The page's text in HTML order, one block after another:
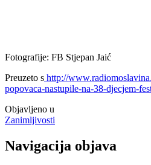
Fotografije: FB Stjepan Jaić
Preuzeto s http://
popovaca-nastupile-na-38-djecjem-
Objavljeno u
Zanimljivosti
Navigacija objava